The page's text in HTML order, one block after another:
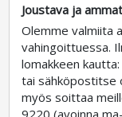
Joustava ja
Olemme valmiita
vahingoittuessa.
lomakkeen
tai
myös soittaa
9220 (avoinna